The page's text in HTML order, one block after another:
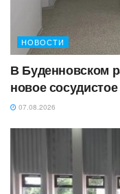
НОВОСТИ
В Буденновском
новое
07.08.2026